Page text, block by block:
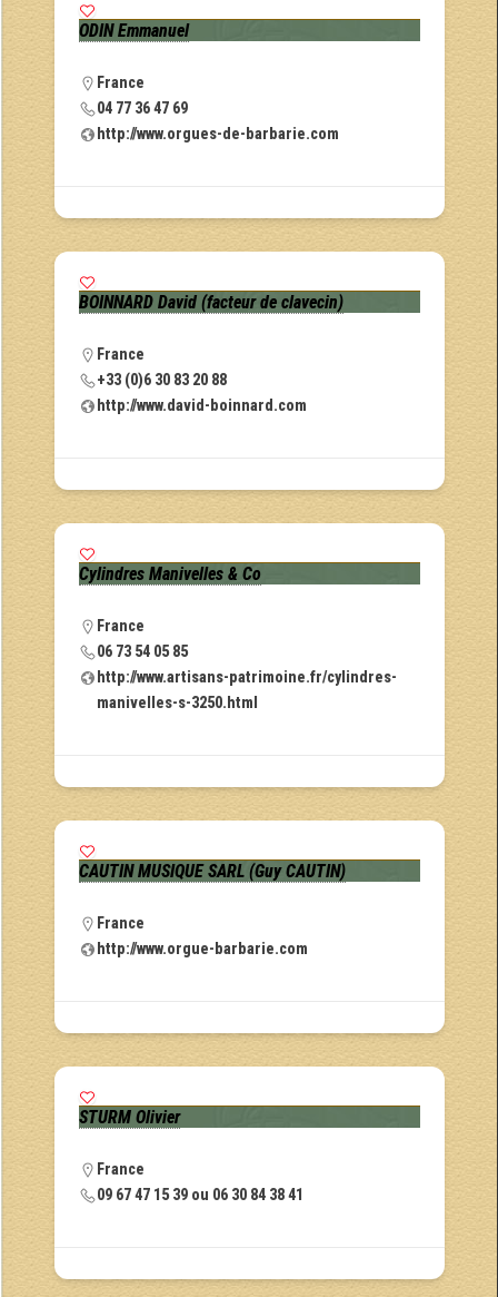
ODIN Emmanuel
France
04 77 36 47 69
http://www.orgues-de-barbarie.com
BOINNARD David (facteur de clavecin)
France
+33 (0)6 30 83 20 88
http://www.david-boinnard.com
Cylindres Manivelles & Co
France
06 73 54 05 85
http://www.artisans-patrimoine.fr/cylindres-
manivelles-s-3250.html
CAUTIN MUSIQUE SARL (Guy CAUTIN)
France
http://www.orgue-barbarie.com
STURM Olivier
France
09 67 47 15 39 ou 06 30 84 38 41